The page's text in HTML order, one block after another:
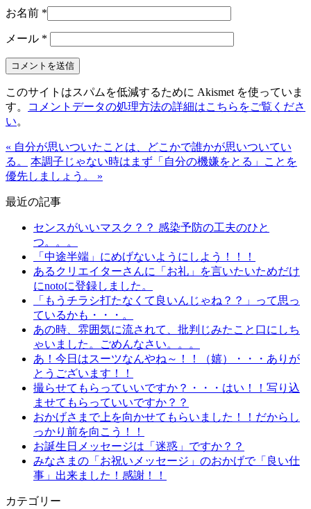
お名前 *
メール *
このサイトはスパムを低減するために Akismet を使っていま
す。
コメントデータの処理方法の詳細はこちらをご覧くださ
い。
« 自分が思いついたことは、どこかで誰かが思いついてい
る。
本調子じゃない時はまず「自分の機嫌をとる」ことを
優先しましょう。 »
最近の記事
センスがいいマスク？？ 感染予防の工夫のひと
つ。。。
「中途半端」にめげないようにしよう！！！
あるクリエイターさんに「お礼」を言いたいためだけ
にnotoに登録しました。
「もうチラシ打たなくて良いんじゃね？？」って思っ
ているかも・・・。
あの時、雰囲気に流されて、批判じみたこと口にしち
ゃいました。ごめんなさい。。。
あ！今日はスーツなんやね～！！（嬉）・・・ありが
とうございます！！
撮らせてもらっていいですか？・・・はい！！写り込
ませてもらっていいですか？？
おかげさまで上を向かせてもらいました！！だからし
っかり前を向こう！！
お誕生日メッセージは「迷惑」ですか？？
みなさまの「お祝いメッセージ」のおかげで「良い仕
事」出来ました！感謝！！
カテゴリー